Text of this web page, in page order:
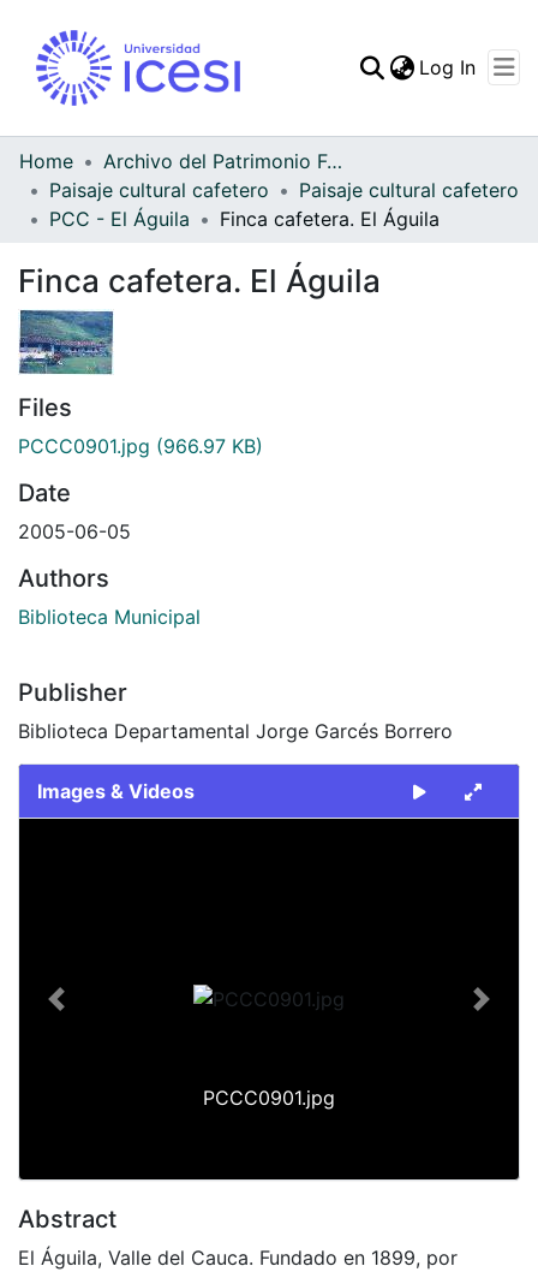
Statistics
Log In
Home
Archivo del Patrimonio Fotográfico y Fílmico del Valle del Cauca
Paisaje cultural cafetero
Paisaje cultural cafetero
PCC - El Águila
Finca cafetera. El Águila
Finca cafetera. El Águila
Files
PCCC0901.jpg (966.97 KB)
Date
2005-06-05
Authors
Biblioteca Municipal
Publisher
Biblioteca Departamental Jorge Garcés Borrero
Images & Videos
PCCC0901.jpg
Previous Next
Abstract
El Águila, Valle del Cauca. Fundado en 1899, por